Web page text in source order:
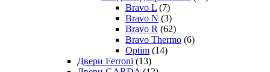
Bravo L (7)
Bravo N (3)
Bravo R (62)
Bravo Thermo (6)
Optim (14)
Двери Ferroni (13)